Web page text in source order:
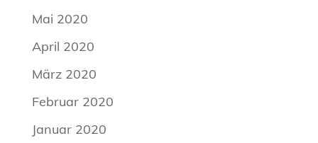
Mai 2020
April 2020
März 2020
Februar 2020
Januar 2020